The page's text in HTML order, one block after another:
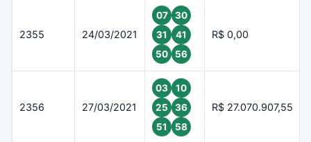
2355 24/03/2021
07
30
31
41
50
56
R$ 0,00
2356 27/03/2021
03
10
25
36
51
58
R$ 27.070.907,55